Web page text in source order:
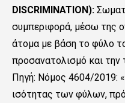
DISCRIMINATION):
συμπεριφορά, μέσω της
άτομα με βάση το φύλο
προσανατολισμό και
Πηγή: Nόμος 4604/2019:
ισότητας των φύλων,